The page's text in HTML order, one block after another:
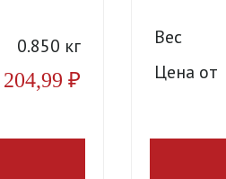
0.850 кг
204,99 ₽
Вес
Цена от